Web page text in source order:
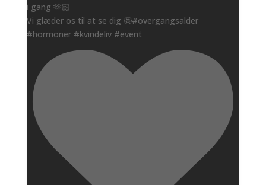
i gang 🫶🏻
Vi glæder os til at se dig 🤩#overgangsalder
#hormoner #kvindeliv #event